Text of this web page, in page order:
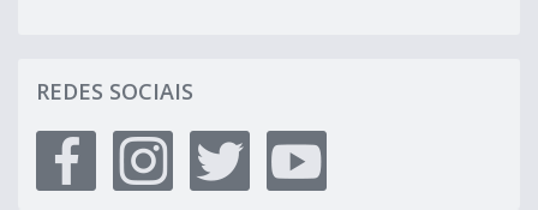
REDES SOCIAIS